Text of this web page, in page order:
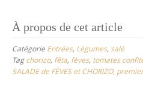
À propos de cet article
Catégorie Entrées, Légumes, salé
Tagchorizo, fêta, fèves, tomates
SALADE de FÈVES et CHORIZO,